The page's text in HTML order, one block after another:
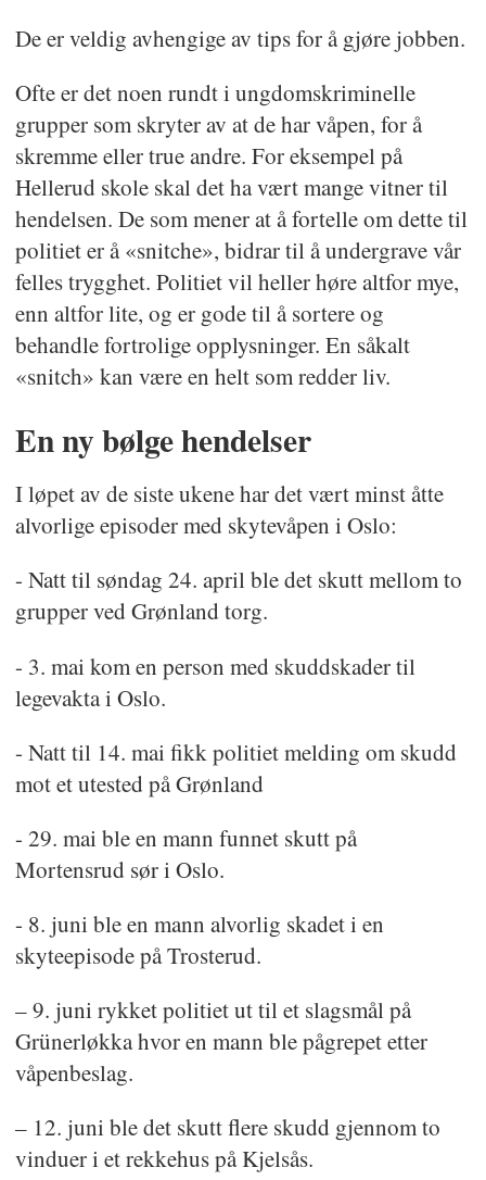
De er veldig avhengige av tips for å gjøre jobben.
Ofte er det noen rundt i ungdomskriminelle
grupper som skryter av at de har våpen, for å
skremme eller true andre. For eksempel på
Hellerud skole skal det ha vært mange vitner til
hendelsen. De som mener at å fortelle om dette til
politiet er å «snitche», bidrar til å undergrave vår
felles trygghet. Politiet vil heller høre altfor mye,
enn altfor lite, og er gode til å sortere og
behandle fortrolige opplysninger. En såkalt
«snitch» kan være en helt som redder liv.
En ny bølge hendelser
I løpet av de siste ukene har det vært minst åtte
alvorlige episoder med skytevåpen i Oslo:
- Natt til søndag 24. april ble det skutt mellom to
grupper ved Grønland torg.
- 3. mai kom en person med skuddskader til
legevakta i Oslo.
- Natt til 14. mai fikk politiet melding om skudd
mot et utested på Grønland
- 29. mai ble en mann funnet skutt på
Mortensrud sør i Oslo.
- 8. juni ble en mann alvorlig skadet i en
skyteepisode på Trosterud.
– 9. juni rykket politiet ut til et slagsmål på
Grünerløkka hvor en mann ble pågrepet etter
våpenbeslag.
– 12. juni ble det skutt flere skudd gjennom to
vinduer i et rekkehus på Kjelsås.